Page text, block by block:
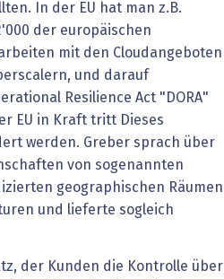
In der EU hat man z.B.
der europäischen
mit den Cloudangeboten
und darauf
Resilience Act "DORA"
EU in Kraft tritt Dieses
werden. Greber sprach über
von sogenannten
geographischen Räumen
und lieferte sogleich
der Kunden die Kontrolle über